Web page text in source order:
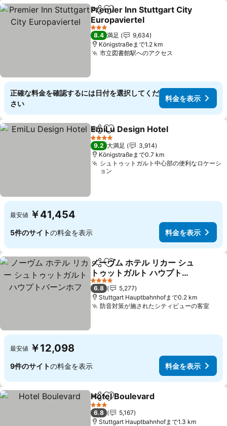
シェアお気に入りに追加
Premier Inn Stuttgart City
Europaviertel
料金を表示
3 ホテルのランク
8.4 満足
9,634
Königstraßeまで1.2 km
市立図書館駅へのアクセス
正確な料金を確認するには日付を選択してくだ
さい
料金を表示
シェアお気に入りに追加
EmiLu Design Hotel
4 ホテルのランク
9.2 大満足
3,914
Königstraßeまで0.7 km
シュトゥットガルト中心部の便利なロケーシ
ョン
最安値 ￥41,454
5件のサイトの料金を表示 料金を表示
シェアお気に入りに追加
ノーヴム ホテル リカー シュ
トゥットガルト ハウプトバ
ーンホフ
料金を表示
4 ホテルのランク
6.8
5,277
Stuttgart Hauptbahnhofまで0.2 km
防音対策が施されたシティビューの客室料金
最安値 ￥12,098
9件のサイトの料金を表示 料金を表示
シェアお気に入りに追加
Hotel Boulevard
3 ホテルのランク
6.8
5,167
Stuttgart Hauptbahnhofまで1.3 km